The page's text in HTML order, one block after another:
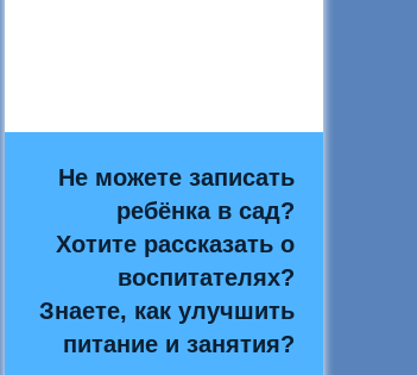
Не можете записать
ребёнка в сад?
Хотите рассказать о
воспитателях?
Знаете, как улучшить
питание и занятия?